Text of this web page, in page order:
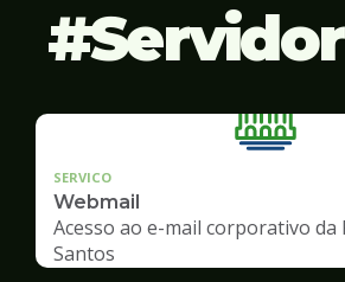
Servidor
SERVICO
Webmail
Acesso ao e-mail corporativo
Santos